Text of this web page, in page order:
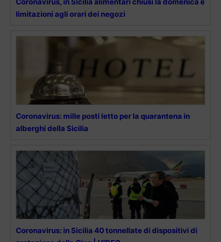
limitazioni agli orari dei negozi
Coronavirus: mille posti letto per la quarantena in
alberghi della Sicilia
Coronavirus: in Sicilia 40 tonnellate di dispositivi di